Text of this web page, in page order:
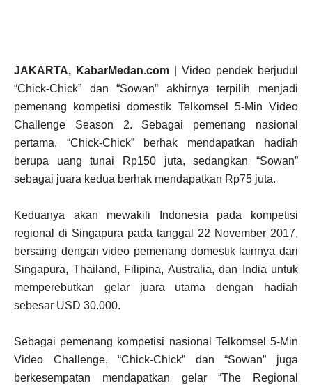
JAKARTA, KabarMedan.com | Video pendek berjudul
“Chick-Chick” dan “Sowan” akhirnya terpilih menjadi
pemenang kompetisi domestik Telkomsel 5-Min Video
Challenge Season 2. Sebagai pemenang nasional
pertama, “Chick-Chick” berhak mendapatkan hadiah
berupa uang tunai Rp150 juta, sedangkan “Sowan”
sebagai juara kedua berhak mendapatkan Rp75 juta.
Keduanya akan mewakili Indonesia pada kompetisi
regional di Singapura pada tanggal 22 November 2017,
bersaing dengan video pemenang domestik lainnya dari
Singapura, Thailand, Filipina, Australia, dan India untuk
memperebutkan gelar juara utama dengan hadiah
sebesar USD 30.000.
Sebagai pemenang kompetisi nasional Telkomsel 5-Min
Video Challenge, “Chick-Chick” dan “Sowan” juga
berkesempatan mendapatkan gelar “The Regional